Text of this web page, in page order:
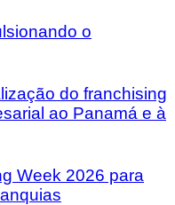
o
do franchising
ao Panamá e à
Week 2026 para